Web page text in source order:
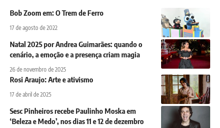
Bob Zoom em: O Trem de Ferro
17 de agosto de 2022
Natal 2025 por Andrea Guimarães: quando o
cenário, a emoção e a presença criam magia
26 de novembro de 2025
Rosi Araujo: Arte e ativismo
17 de abril de 2025
Sesc Pinheiros recebe Paulinho Moska em
‘Beleza e Medo’, nos dias 11 e 12 de dezembro